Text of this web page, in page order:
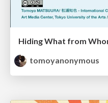
tomoyanonymous